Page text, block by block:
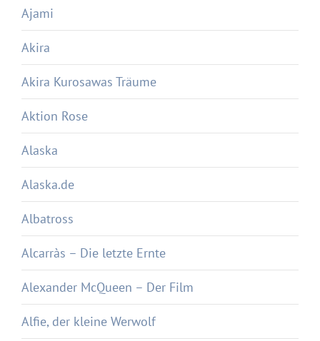
Ajami
Akira
Akira Kurosawas Träume
Aktion Rose
Alaska
Alaska.de
Albatross
Alcarràs – Die letzte Ernte
Alexander McQueen – Der Film
Alfie, der kleine Werwolf